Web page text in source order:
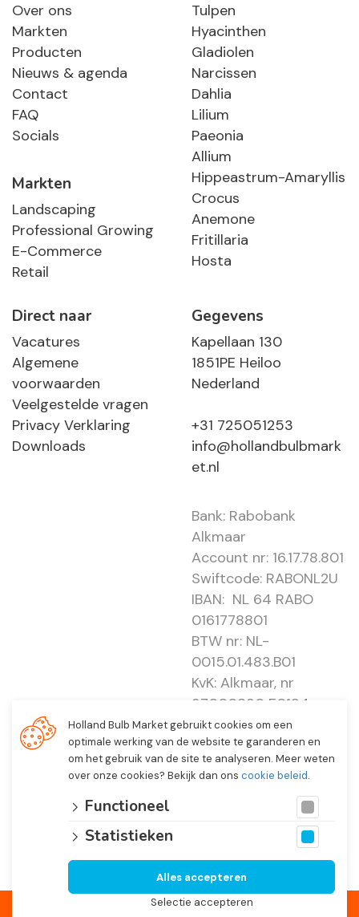
Over ons
Markten
Producten
Nieuws & agenda
Contact
FAQ
Socials
Markten
Landscaping
Professional Growing
E-Commerce
Retail
Tulpen
Hyacinthen
Gladiolen
Narcissen
Dahlia
Lilium
Paeonia
Allium
Hippeastrum-Amaryllis
Crocus
Anemone
Fritillaria
Hosta
Direct naar
Vacatures
Algemene
voorwaarden
Veelgestelde vragen
Privacy Verklaring
Downloads
Gegevens
Kapellaan 130
1851PE Heiloo
Nederland
+31 725051253
info@hollandbulbmark
et.nl
Bank: Rabobank
Alkmaar
Account nr: 16.17.78.801
Swiftcode: RABONL2U
IBAN: NL 64 RABO
0161778801
BTW nr: NL-
0015.01.483.B01
KvK: Alkmaar, nr
37000830 E0194 -
EBO 505
© 2026 Holland Bulb Market, Heiloo Netherlands
Holland Bulb Market gebruikt cookies om een
optimale werking van de website te garanderen en
om het gebruik van de site te analyseren. Meer weten
over onze cookies? Bekijk dan ons cookie beleid.
Functioneel
Statistieken
Selectie accepteren
Alles accepteren